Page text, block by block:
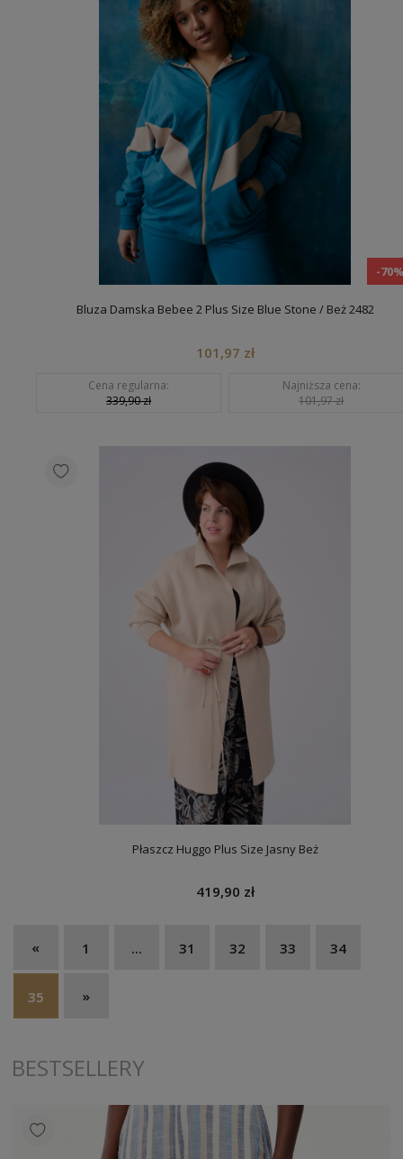
-
Bluza Damska Bebee 2 Plus Size Blue Stone / Beż 2482
101,97 zł
Cena regularna:
339,90 zł
Najniższa cena:
101,97 zł
Płaszcz Huggo Plus Size Jasny Beż
419,90 zł
« 1 ... 31 32 33 34
35 »
BESTSELLERY